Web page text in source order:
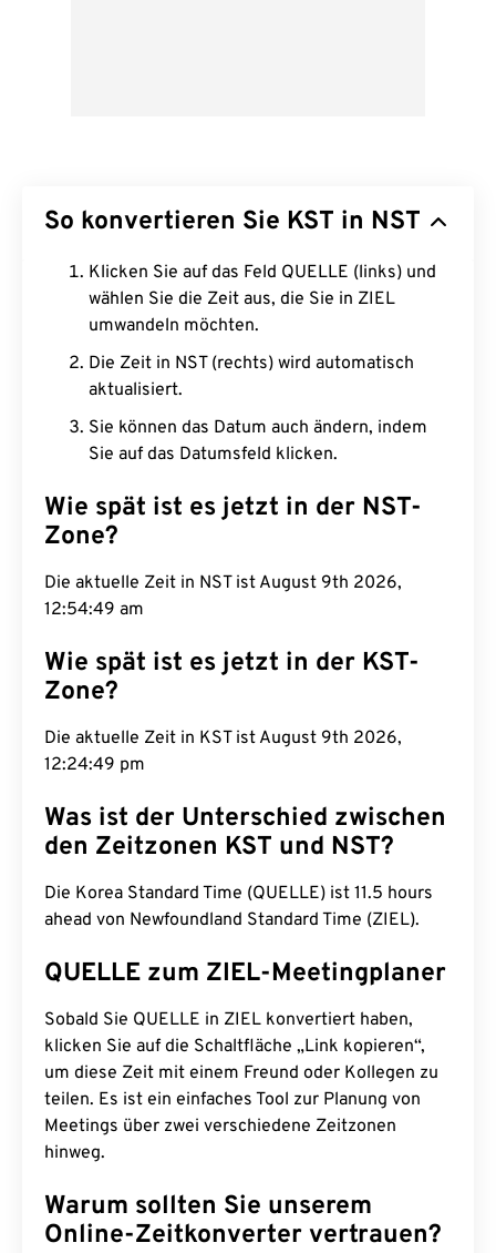
So konvertieren Sie KST in NST
Klicken Sie auf das Feld QUELLE (links) und
wählen Sie die Zeit aus, die Sie in ZIEL
umwandeln möchten.
Die Zeit in NST (rechts) wird automatisch
aktualisiert.
Sie können das Datum auch ändern, indem
Sie auf das Datumsfeld klicken.
Wie spät ist es jetzt in der NST-
Zone?
Die aktuelle Zeit in NST ist August 9th 2026,
12:54:50 am
Wie spät ist es jetzt in der KST-
Zone?
Die aktuelle Zeit in KST ist August 9th 2026,
12:24:50 pm
Was ist der Unterschied zwischen
den Zeitzonen KST und NST?
Die Korea Standard Time (QUELLE) ist 11.5 hours
ahead von Newfoundland Standard Time (ZIEL).
QUELLE zum ZIEL-Meetingplaner
Sobald Sie QUELLE in ZIEL konvertiert haben,
klicken Sie auf die Schaltfläche „Link kopieren“,
um diese Zeit mit einem Freund oder Kollegen zu
teilen. Es ist ein einfaches Tool zur Planung von
Meetings über zwei verschiedene Zeitzonen
hinweg.
Warum sollten Sie unserem
Online-Zeitkonverter vertrauen?